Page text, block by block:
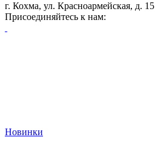
г. Кохма, ул. Красноармейская, д. 15
Присоединяйтесь к нам:
Новинки